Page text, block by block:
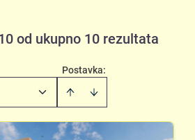
od ukupno 10 rezultata
Postavka: